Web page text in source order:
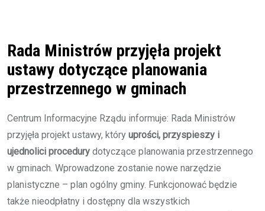
Rada Ministrów przyjęła projekt
ustawy dotyczące planowania
przestrzennego w gminach
Centrum Informacyjne Rządu informuje: Rada Ministrów
przyjęła projekt ustawy, który uprości, przyspieszy i
ujednolici procedury dotyczące planowania przestrzennego
w gminach. Wprowadzone zostanie nowe narzędzie
planistyczne – plan ogólny gminy. Funkcjonować będzie
także nieodpłatny i dostępny dla wszystkich